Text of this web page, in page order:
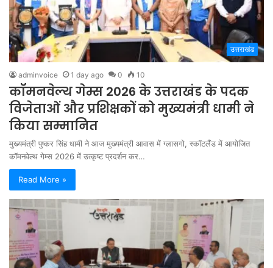
उत्तराखंड
adminvoice 1 day ago 0 10
कॉमनवेल्थ गेम्स 2026 के उत्तराखंड के पदक
विजेताओं और प्रशिक्षकों को मुख्यमंत्री धामी ने
किया सम्मानित
मुख्यमंत्री पुष्कर सिंह धामी ने आज मुख्यमंत्री आवास में ग्लासगो, स्कॉटलैंड में आयोजित
कॉमनवेल्थ गेम्स 2026 में उत्कृष्ट प्रदर्शन कर…
Read More »